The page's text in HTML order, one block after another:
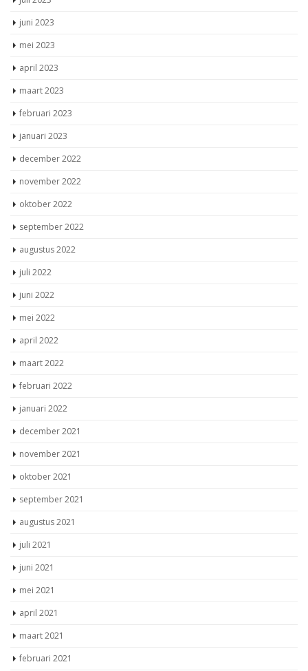
juni 2023
mei 2023
april 2023
maart 2023
februari 2023
januari 2023
december 2022
november 2022
oktober 2022
september 2022
augustus 2022
juli 2022
juni 2022
mei 2022
april 2022
maart 2022
februari 2022
januari 2022
december 2021
november 2021
oktober 2021
september 2021
augustus 2021
juli 2021
juni 2021
mei 2021
april 2021
maart 2021
februari 2021